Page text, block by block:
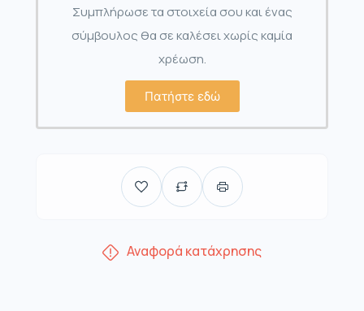
Συμπλήρωσε τα στοιχεία σου και ένας
σύμβουλος θα σε καλέσει χωρίς καμία
χρέωση.
Πατήστε εδώ
Αναφορά κατάχρησης